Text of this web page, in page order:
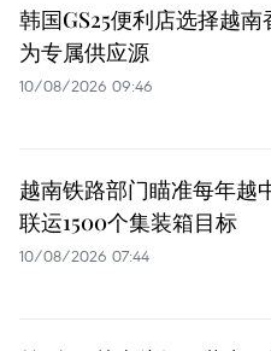
韩国GS25便利店选择越
为专属供应源
10/08/2026 09:46
越南铁路部门瞄准每年越
联运1500个集装箱目标
10/08/2026 07:44